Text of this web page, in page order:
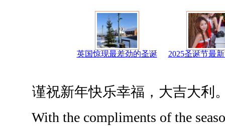
英国惊现最差劲的圣诞 2025圣诞节最
谨祝新年快乐幸福，大吉大利
With the compliments of the